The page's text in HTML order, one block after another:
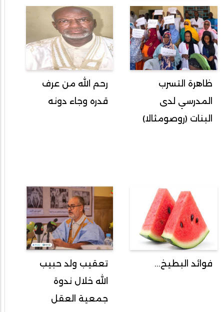
ظاهرة التسرب
المدرسي لدى
البنات (روصومثالا)
رحم الله من عرف
قدره وجاء دونه
فوائد البطيخ...
تعقيب ولد حبيب
الله خلال ندوة
جمعية العقل